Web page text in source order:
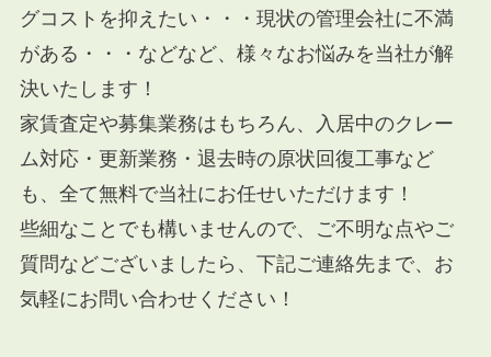
グコストを抑えたい・・・現状の管理会社に不満
がある・・・などなど、様々なお悩みを当社が解
決いたします！
家賃査定や募集業務はもちろん、入居中のクレー
ム対応・更新業務・退去時の原状回復工事など
も、全て無料で当社にお任せいただけます！
些細なことでも構いませんので、ご不明な点やご
質問などございましたら、下記ご連絡先まで、お
気軽にお問い合わせください！